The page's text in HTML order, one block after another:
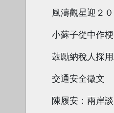
風濤觀星迎２
小蘇子從中作
鼓勵納稅人採
交通安全徵文
陳履安：兩岸